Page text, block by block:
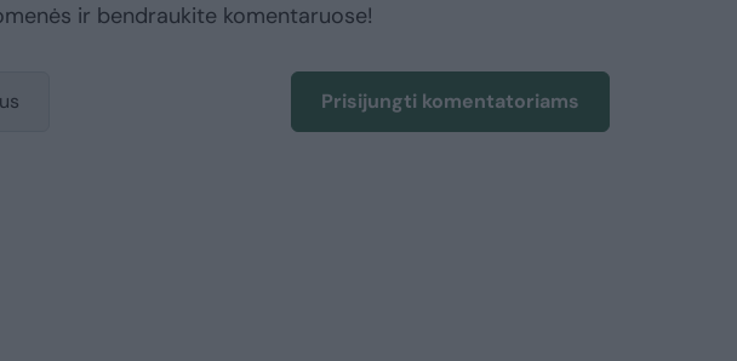
ir bendraukite komentaruose!
Prisijungti komentatoriams